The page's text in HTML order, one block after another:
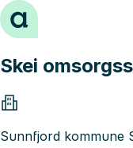
Hopp til innhold
Skei
Sunnfjord kommune